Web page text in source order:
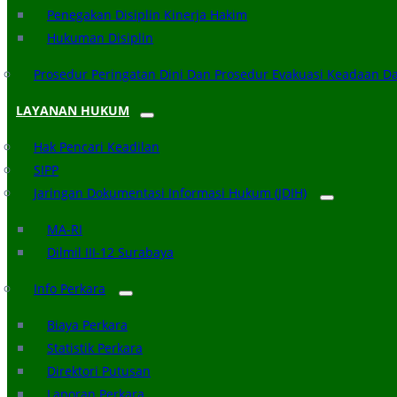
Penegakan Disiplin Kinerja Hakim
Hukuman Disiplin
Prosedur Peringatan Dini Dan Prosedur Evakuasi Keadaan
LAYANAN HUKUM
Hak Pencari Keadilan
SIPP
Jaringan Dokumentasi Informasi Hukum (JDIH)
MA-RI
Dilmil III-12 Surabaya
Info Perkara
Biaya Perkara
Statistik Perkara
Direktori Putusan